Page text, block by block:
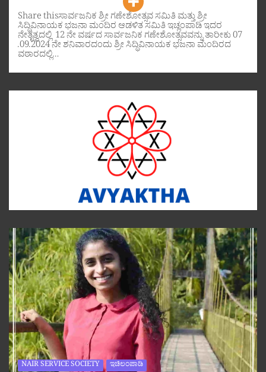
Share thisಸಾರ್ವಜನಿಕ ಶ್ರೀ ಗಣೇಶೋತ್ಸವ ಸಮಿತಿ ಮತ್ತು ಶ್ರೀ
ಸಿದ್ಧಿವಿನಾಯಕ ಭಜನಾ ಮಂದಿರ ಆಡಳಿತ ಸಮಿತಿ ಇಚ್ಲಂಪಾಡಿ ಇದರ
ನೇತೃತ್ವದಲ್ಲಿ 12 ನೇ ವರ್ಷದ ಸಾರ್ವಜನಿಕ ಗಣೇಶೋತ್ಸವವನ್ನು ತಾರೀಕು 07
.09.2024 ನೇ ಶನಿವಾರದಂದು ಶ್ರೀ ಸಿದ್ಧಿವಿನಾಯಕ ಭಜನಾ ಮಂದಿರದ
ವಠಾರದಲ್ಲಿ…
NAIR SERVICE SOCIETY ಇಚಿಲಂಪಾಡಿ